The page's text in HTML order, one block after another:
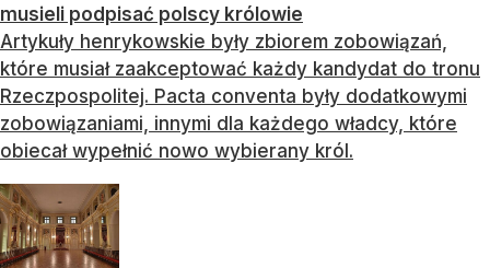
musieli podpisać polscy królowie
Artykuły henrykowskie były zbiorem zobowiązań,
które musiał zaakceptować każdy kandydat do tronu
Rzeczpospolitej. Pacta conventa były dodatkowymi
zobowiązaniami, innymi dla każdego władcy, które
obiecał wypełnić nowo wybierany król.